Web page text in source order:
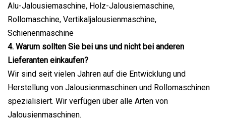
Alu-Jalousiemaschine, Holz-Jalousiemaschine,
Rollomaschine, Vertikaljalousienmaschine,
Schienenmaschine
4. Warum sollten Sie bei uns und nicht bei anderen
Lieferanten einkaufen?
Wir sind seit vielen Jahren auf die Entwicklung und
Herstellung von Jalousienmaschinen und Rollomaschinen
spezialisiert. Wir verfügen über alle Arten von
Jalousienmaschinen.